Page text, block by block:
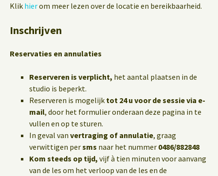
Klik hierom meer lezen over de locatie en bereikbaarheid.
Inschrijven
Reservaties en annulaties
Reserveren is verplicht, het aantal plaatsen in de
studio is beperkt.
Reserveren is mogelijk tot 24 u voor de sessie via e-
mail, door het formulier onderaan deze pagina in te
vullen en op te sturen.
In geval van vertraging of annulatie, graag
verwittigen persms naar het nummer 0486/882848
Kom steeds op tijd, vijf à tien minuten voor aanvang
van de les om het verloop van de les en de